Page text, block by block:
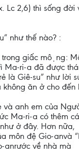
Lc 2,6) thì sống đời
như thế nào? :
trong giấc mộng:
Ma-ri-a đã được
là Giê-su” như lời
ăn ở cho đến
và anh em của
Ma-ri-a có thêm
ở đây. Hơn nữa,
môn đệ Gio-anvà
anrước về nhà mà